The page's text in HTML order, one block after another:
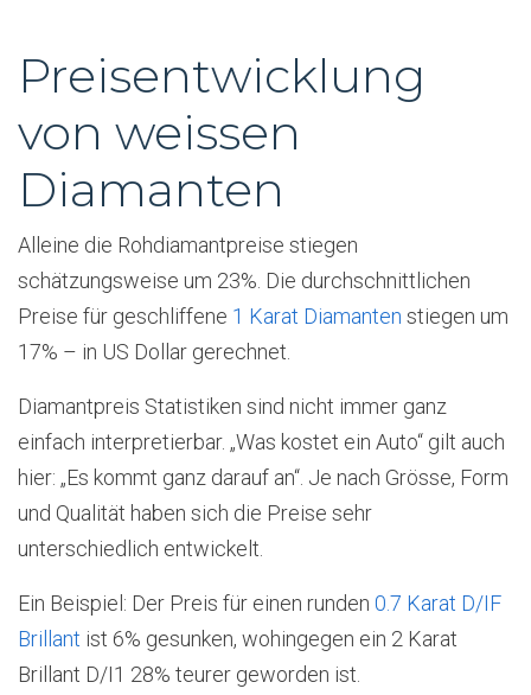
Preisentwicklung
von weissen
Diamanten
Alleine die Rohdiamantpreise stiegen
schätzungsweise um 23%. Die durchschnittlichen
Preise für geschliffene 1 Karat Diamanten stiegen um
17% – in US Dollar gerechnet.
Diamantpreis Statistiken sind nicht immer ganz
einfach interpretierbar. „Was kostet ein Auto“ gilt auch
hier: „Es kommt ganz darauf an“. Je nach Grösse, Form
und Qualität haben sich die Preise sehr
unterschiedlich entwickelt.
Ein Beispiel: Der Preis für einen runden 0.7 Karat D/IF
Brillant ist 6% gesunken, wohingegen ein 2 Karat
Brillant D/I1 28% teurer geworden ist.